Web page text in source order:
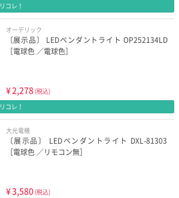
リコレ！
オーデリック
〔展示品〕 LEDペンダントライト OP252134LD
［電球色 ／電球色］
¥2,278 (税込)
リコレ！
大光電機
〔展示品〕 LEDペンダントライト DXL-81303
［電球色 ／リモコン無］
¥3,580 (税込)